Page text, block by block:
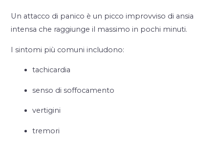
Un attacco di panico è un picco improvviso di ansia
intensa che raggiunge il massimo in pochi minuti.
I sintomi più comuni includono:
tachicardia
senso di soffocamento
vertigini
tremori